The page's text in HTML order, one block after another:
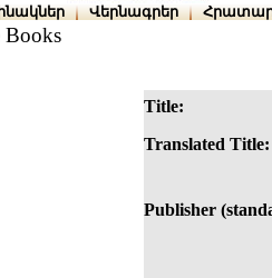
Վերնագրեր
Books
Title:
Translated Title:
Publisher